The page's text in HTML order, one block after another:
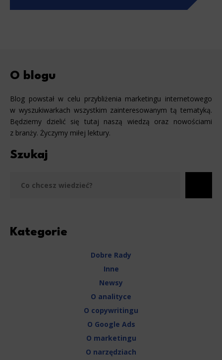
O blogu
Blog powstał w celu przybliżenia marketingu internetowego
w wyszukiwarkach wszystkim zainteresowanym tą tematyką.
Będziemy dzielić się tutaj naszą wiedzą oraz nowościami
z branży. Życzymy miłej lektury.
Szukaj
Kategorie
Dobre Rady
Inne
Newsy
O analityce
O copywritingu
O Google Ads
O marketingu
O narzędziach